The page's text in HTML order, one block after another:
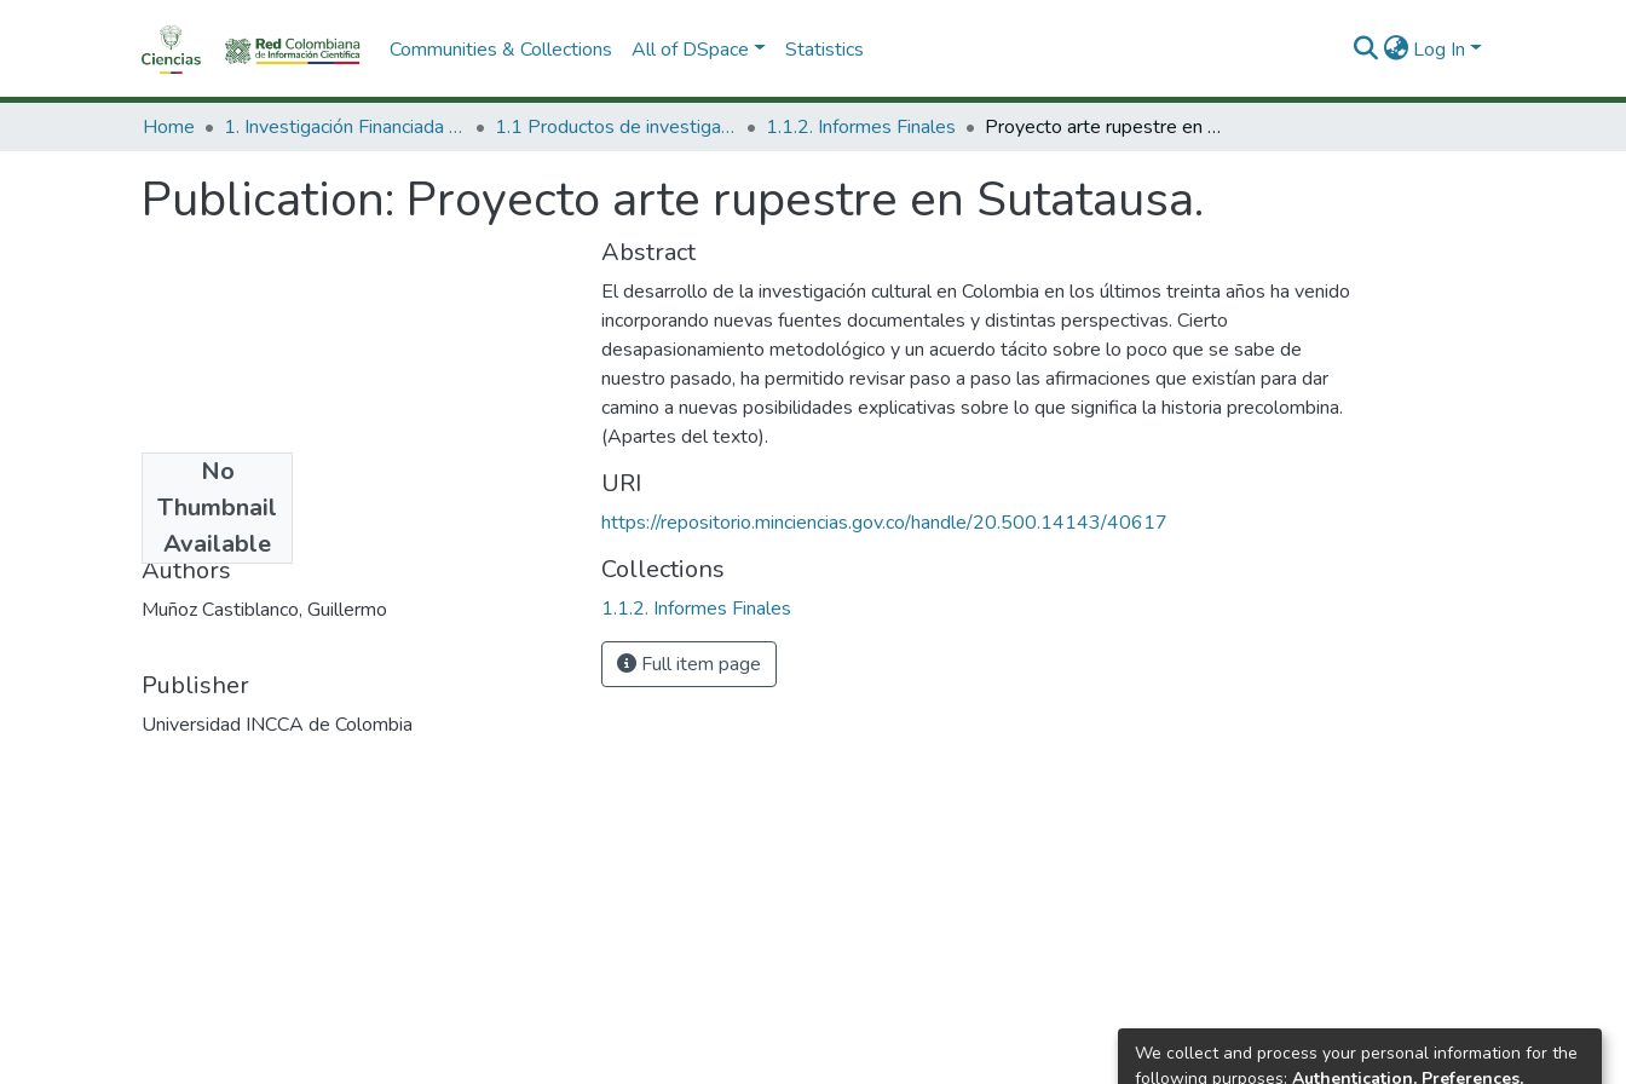
Communities & Collections All of DSpace Statistics Log In
Home 1. Investigación Financiada con Recursos Públicos 1.1 Productos de investigación 1.1.2. Informes Finales Proyecto arte rupestre en Sutatausa.
Publication: Proyecto arte rupestre en Sutatausa.
No
Thumbnail
Available
1993
Authors
Muñoz Castiblanco, Guillermo
Publisher
Universidad INCCA de Colombia
Abstract
El desarrollo de la investigación cultural en Colombia en los últimos treinta años ha venido
incorporando nuevas fuentes documentales y distintas perspectivas. Cierto
desapasionamiento metodológico y un acuerdo tácito sobre lo poco que se sabe de
nuestro pasado, ha permitido revisar paso a paso las afirmaciones que existían para dar
camino a nuevas posibilidades explicativas sobre lo que significa la historia precolombina.
(Apartes del texto).
URI
https://repositorio.minciencias.gov.co/handle/20.500.14143/40617
Collections
1.1.2. Informes Finales
Full item page
We collect and process your personal information for the
following purposes: Authentication, Preferences,